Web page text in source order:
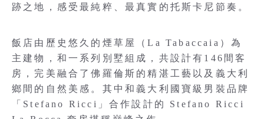
跡之地，感受最純粹、最真實的托斯卡尼節奏。
飯店由歷史悠久的煙草屋（La Tabaccaia）為
主建物，和一系列別墅組成，共設計有146間客
房，完美融合了佛羅倫斯的精湛工藝以及義大利
鄉間的自然美感。其中和義大利國寶級男裝品牌
「Stefano Ricci」合作設計的 Stefano Ricci